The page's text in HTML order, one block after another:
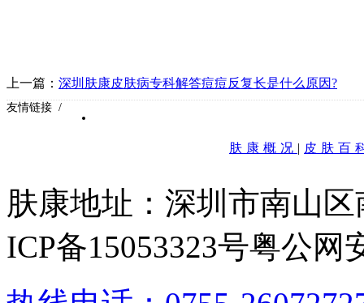
上一篇： 深圳肤康皮肤病专科解答痘痘反复长是什么原因?
友情链接 /
肤康概况 | 皮肤百
肤康地址：深圳市南山
ICP备15053323号粤公网